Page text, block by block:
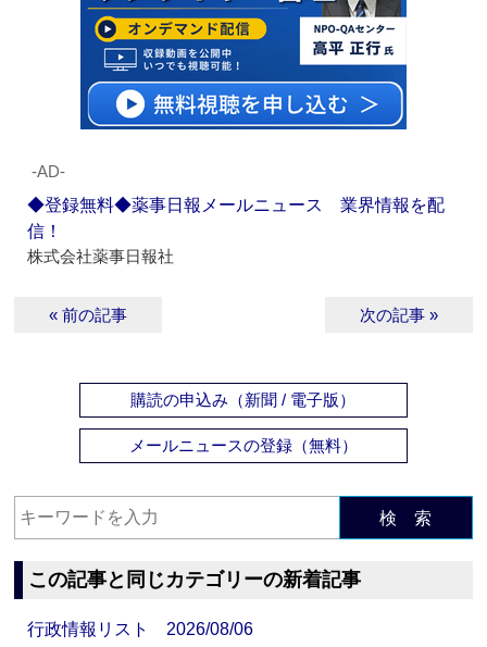
‐AD‐
◆登録無料◆薬事日報メールニュース 業界情報を配
信！
株式会社薬事日報社
« 前の記事 次の記事 »
購読の申込み（新聞 / 電子版）
メールニュースの登録（無料）
検 索
この記事と同じカテゴリーの新着記事
行政情報リスト 2026/08/06